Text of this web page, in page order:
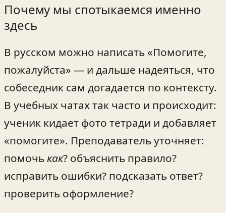
Почему мы спотыкаемся именно
здесь
В русском можно написать «Помогите,
пожалуйста» — и дальше надеяться, что
собеседник сам догадается по контексту.
В учебных чатах так часто и происходит:
ученик кидает фото тетради и добавляет
«помогите». Преподаватель уточняет:
помочькак? объяснить правило?
исправить ошибки? подсказать ответ?
проверить оформление?